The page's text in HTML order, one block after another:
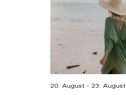
20. August -23. August